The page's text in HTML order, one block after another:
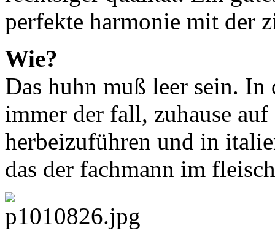
perfekte harmonie mit der
Wie?
Das huhn muß leer sein. In
immer der fall, zuhause
herbeizuführen und in
das der fachmann im